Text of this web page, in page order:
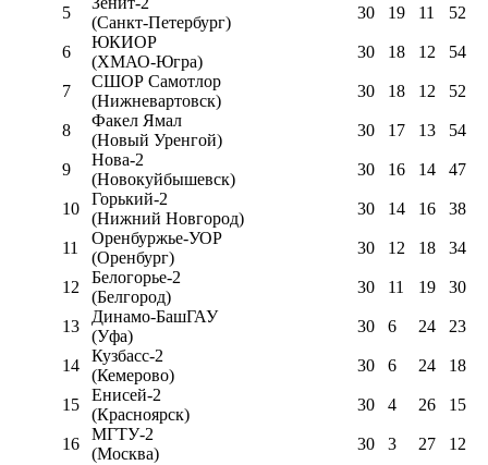
5
(Санкт-Петербург)
30 19 11 52
6
ЮКИОР
(ХМАО-Югра)
30 18 12 54
7
СШОР Самотлор
(Нижневартовск)
30 18 12 52
8
Факел Ямал
(Новый Уренгой)
30 17 13 54
9
Нова-2
(Новокуйбышевск)
30 16 14 47
10
Горький-2
(Нижний Новгород)
30 14 16 38
11
Оренбуржье-УОР
(Оренбург)
30 12 18 34
12
Белогорье-2
(Белгород)
30 11 19 30
13
Динамо-БашГАУ
(Уфа)
30 6 24 23
14
Кузбасс-2
(Кемерово)
30 6 24 18
15
Енисей-2
(Красноярск)
30 4 26 15
16
МГТУ-2
(Москва)
30 3 27 12